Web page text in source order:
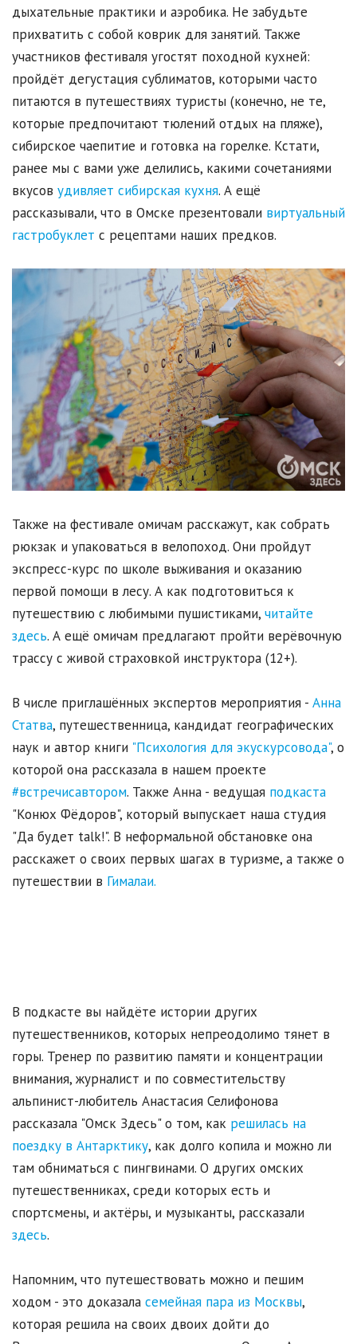
дыхательные практики и аэробика. Не забудьте
прихватить с собой коврик для занятий. Также
участников фестиваля угостят походной кухней:
пройдёт дегустация сублиматов, которыми часто
питаются в путешествиях туристы (конечно, не те,
которые предпочитают тюлений отдых на пляже),
сибирское чаепитие и готовка на горелке. Кстати,
ранее мы с вами уже делились, какими сочетаниями
вкусов удивляет сибирская кухня. А ещё
рассказывали, что в Омске презентовали виртуальный
гастробуклет с рецептами наших предков.
Также на фестивале омичам расскажут, как собрать
рюкзак и упаковаться в велопоход. Они пройдут
экспресс-курс по школе выживания и оказанию
первой помощи в лесу. А как подготовиться к
путешествию с любимыми пушистиками, читайте
здесь. А ещё омичам предлагают пройти верёвочную
трассу с живой страховкой инструктора (12+).
В числе приглашённых экспертов мероприятия - Анна
Статва, путешественница, кандидат географических
наук и автор книги "Психология для экускурсовода", о
которой она рассказала в нашем проекте
#встречисавтором. Также Анна - ведущая подкаста
"Конюх Фёдоров", который выпускает наша студия
"Да будет talk!". В неформальной обстановке она
расскажет о своих первых шагах в туризме, а также о
путешествии в Гималаи.
В подкасте вы найдёте истории других
путешественников, которых непреодолимо тянет в
горы. Тренер по развитию памяти и концентрации
внимания, журналист и по совместительству
альпинист-любитель Анастасия Селифонова
рассказала "Омск Здесь" о том, как решилась на
поездку в Антарктику, как долго копила и можно ли
там обниматься с пингвинами. О других омских
путешественниках, среди которых есть и
спортсмены, и актёры, и музыканты, рассказали
здесь.
Напомним, что путешествовать можно и пешим
ходом - это доказала семейная пара из Москвы,
которая решила на своих двоих дойти до